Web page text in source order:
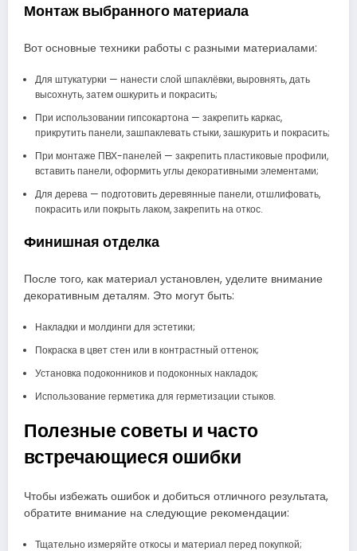
Монтаж выбранного материала
Вот основные техники работы с разными материалами:
Для штукатурки — нанести слой шпаклёвки, выровнять, дать
высохнуть, затем ошкурить и покрасить;
При использовании гипсокартона — закрепить каркас,
прикрутить панели, зашпаклевать стыки, зашкурить и покрасить;
При монтаже ПВХ-панелей — закрепить пластиковые профили,
вставить панели, оформить углы декоративными элементами;
Для дерева — подготовить деревянные панели, отшлифовать,
покрасить или покрыть лаком, закрепить на откос.
Финишная отделка
После того, как материал установлен, уделите внимание
декоративным деталям. Это могут быть:
Накладки и молдинги для эстетики;
Покраска в цвет стен или в контрастный оттенок;
Установка подоконников и подоконных накладок;
Использование герметика для герметизации стыков.
Полезные советы и часто
встречающиеся ошибки
Чтобы избежать ошибок и добиться отличного результата,
обратите внимание на следующие рекомендации:
Тщательно измеряйте откосы и материал перед покупкой;